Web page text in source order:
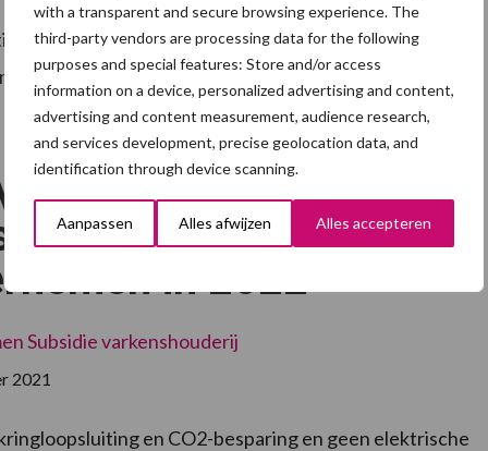
with a transparent and secure browsing experience. The
third-party vendors are processing data for the following
purposes and special features: Store and/or access
information on a device, personalized advertising and content,
advertising and content measurement, audience research,
and services development, precise geolocation data, and
identification through device scanning.
Aanpassen Alles afwijzen Alles accepteren
Of wilt u een circulair businessmodel
aanvragen voor het inhuren van een ervaren
Aantrekkelijker
in circulair
in 2022
Subsidie varkenshouderij
2021
en CO2-besparing en geen elektrische